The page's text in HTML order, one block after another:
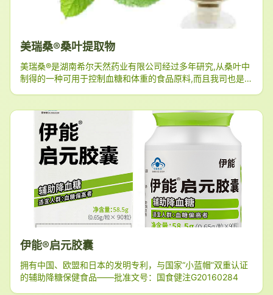
美瑞桑®桑叶提取物
美瑞桑®是湖南希尔天然药业有限公司经过多年研究,从桑叶中
制得的一种可用于控制血糖和体重的食品原料,而且我司也是国
伊能®启元胶囊
拥有中国、欧盟和日本的发明专利，与国家“小蓝帽”双重认证
的辅助降糖保健食品——批准文号：国食健注G20160284